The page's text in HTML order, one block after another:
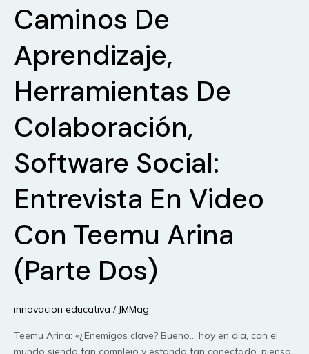
aprendizaje?
Caminos De
Aprendizaje,
Herramientas De
Colaboración,
Software Social:
Entrevista En Video
Con Teemu Arina
(Parte Dos)
innovacion educativa / JMMag
Teemu Arina: «¿Enemigos clave? Bueno… hoy en dia, con el
mundo siendo tan complejo y estando tan conectado, pienso